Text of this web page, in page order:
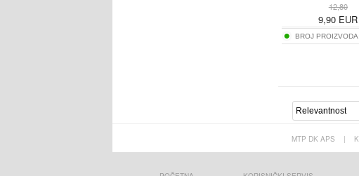
12,80
9,90 EUR
BROJ PROIZVODA:
MTP DK APS |